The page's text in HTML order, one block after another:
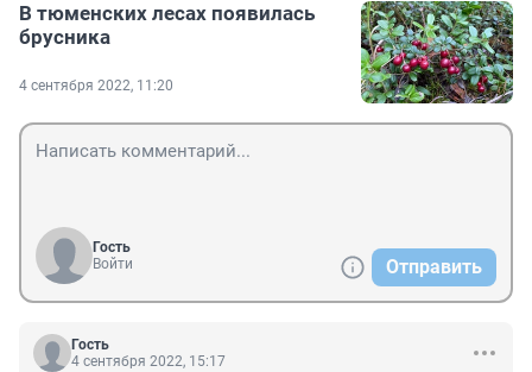
В тюменских лесах появилась
брусника
4 сентября 2022, 11:20
Гость
Войти
Отправить
Гость
4 сентября 2022, 15:17